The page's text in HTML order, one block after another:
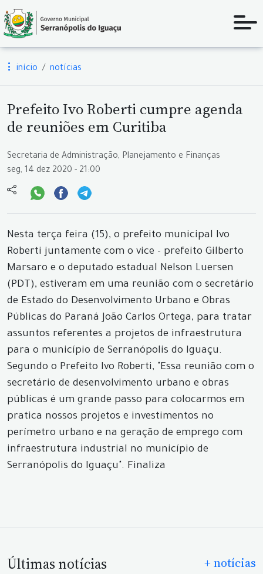
início notícias
Prefeito Ivo Roberti cumpre agenda
de reuniões em Curitiba
Secretaria de Administração, Planejamento e Finanças
seg, 14 dez 2020 - 21:00
Nesta terça feira (15), o prefeito municipal Ivo
Roberti juntamente com o vice - prefeito Gilberto
Marsaro e o deputado estadual Nelson Luersen
(PDT), estiveram em uma reunião com o secretário
de Estado do Desenvolvimento Urbano e Obras
Públicas do Paraná João Carlos Ortega, para tratar
assuntos referentes a projetos de infraestrutura
para o município de Serranópolis do Iguaçu.
Segundo o Prefeito Ivo Roberti, "Essa reunião com o
secretário de desenvolvimento urbano e obras
públicas é um grande passo para colocarmos em
pratica nossos projetos e investimentos no
perímetro urbano e na geração de emprego com
infraestrutura industrial no município de
Serranópolis do Iguaçu". Finaliza
Últimas notícias + notícias